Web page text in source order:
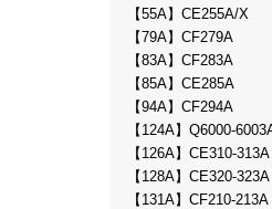
【55A】CE255A/X
【79A】CF279A
【83A】CF283A
【85A】CE285A
【94A】CF294A
【124A】Q6000-
【126A】CE310-313A
【128A】CE320-323A
【131A】CF210-213A